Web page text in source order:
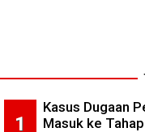
Kasus Dugaan
Masuk ke